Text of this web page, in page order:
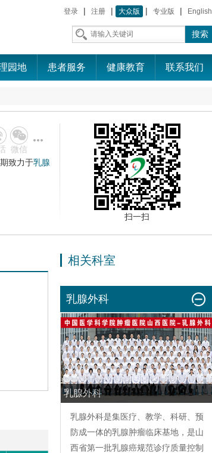
登录 | 注册 | 大众版 | 专业版 | English
园地 患者服务 健康教育 联系我们
致力于乳腺
微信
扫一扫
相关科室
乳腺外科
乳腺外科
乳腺外科是集医疗、教学、科研、预
防成一体的乳腺肿瘤临床基地，是山
西省第一批乳腺癌规范诊疗质量控制